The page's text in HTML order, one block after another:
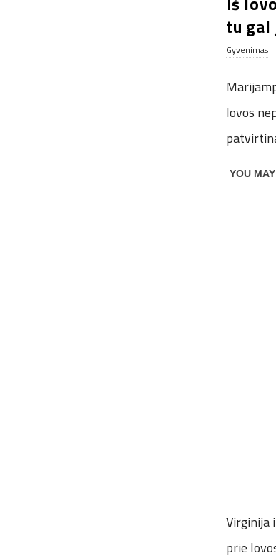
tu gal
Gyvenimas
lovos
Virginija
prie